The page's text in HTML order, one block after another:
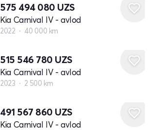
575 494 080 UZS
Kia Carnival IV - avlod
2022 40 000 km
515 546 780 UZS
Kia Carnival IV - avlod
2023 2 500 km
491 567 860 UZS
Kia Carnival IV - avlod